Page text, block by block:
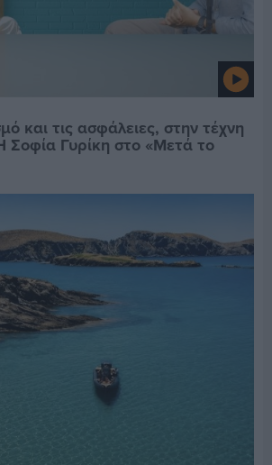
και τις ασφάλειες, στην τέχνη
Σοφία Γυρίκη στο «Μετά το